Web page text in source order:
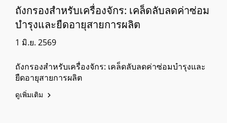
ถังกรองสำหรับเครื่องจักร: เคล็ดลับลดค่าซ่อม
บำรุงและยืดอายุสายการผลิต
1 มิ.ย. 2569
ถังกรองสำหรับเครื่องจักร: เคล็ดลับลดค่าซ่อมบำรุงและ
ยืดอายุสายการผลิต
ดูเพิ่มเติม